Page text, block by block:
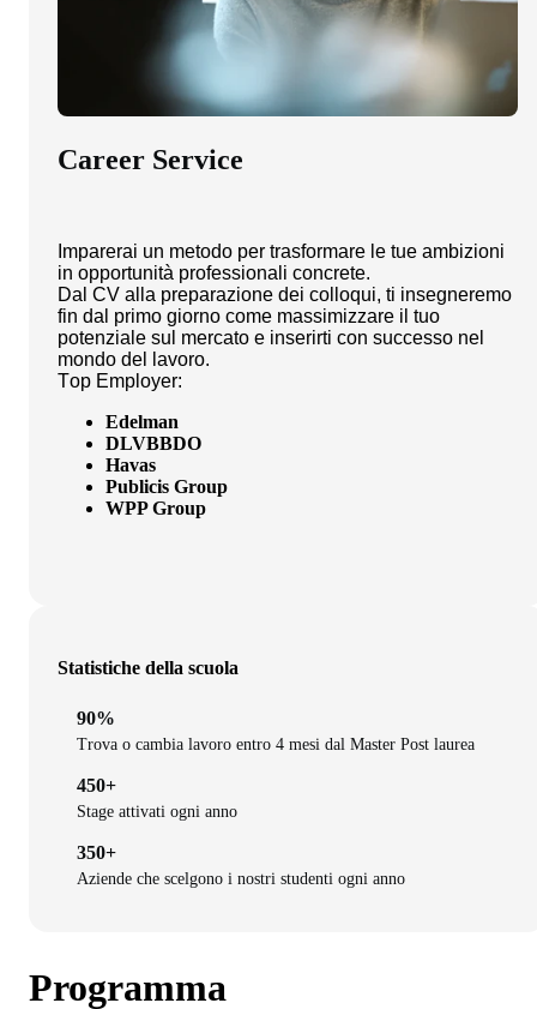
Career Service
Imparerai un metodo per trasformare le tue ambizioni
in opportunità professionali concrete.
Dal CV alla preparazione dei colloqui, ti insegneremo
fin dal primo giorno come massimizzare il tuo
potenziale sul mercato e inserirti con successo nel
mondo del lavoro.
Top Employer:
Edelman
DLVBBDO
Havas
Publicis Group
WPP Group
Statistiche della scuola
90%
Trova o cambia lavoro entro 4 mesi dal Master Post laurea
450+
Stage attivati ogni anno
350+
Aziende che scelgono i nostri studenti ogni anno
Programma